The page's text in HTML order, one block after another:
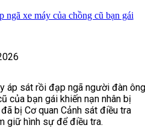
ngã xe máy của chồng cũ bạn gái
áp sát rồi đạp ngã người đàn ông
của bạn gái khiến nạn nhân bị
bị Cơ quan Cảnh sát điều tra
giữ hình sự để điều tra.